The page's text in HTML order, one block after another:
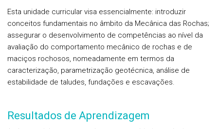
Esta unidade curricular visa essencialmente: introduzir
conceitos fundamentais no âmbito da Mecânica das Rochas;
assegurar o desenvolvimento de competências ao nível da
avaliação do comportamento mecânico de rochas e de
maciços rochosos, nomeadamente em termos da
caracterização, parametrização geotécnica, análise de
estabilidade de taludes, fundações e escavações.
Resultados de Aprendizagem